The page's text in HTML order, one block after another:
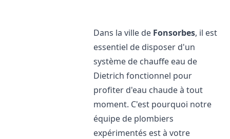
Dans la ville de Fonsorbes, il est
essentiel de disposer d'un
système de chauffe eau de
Dietrich fonctionnel pour
profiter d'eau chaude à tout
moment. C'est pourquoi notre
équipe de plombiers
expérimentés est à votre